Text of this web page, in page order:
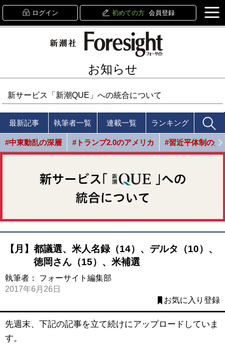
ログイン 初めての方 会員登録
お知らせ
新サービス「新潮QUE」への統合について
最新記事 執筆者一覧 連載一覧 ランキング
#中東動乱の深層 #トランプ2.0のアメリカ #習近平体制の光
【月】都議選、米人名録（14）、デルタ（10）、
徳岡さん（15）、米補選
執筆者： フォーサイト編集部
2017年6月26日
お気に入り登録
先週末、下記の記事を立て続けにアップロードしていま
す。